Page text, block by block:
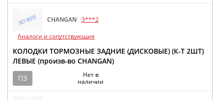
CHANGAN 3***2
Аналоги и сопутствующие
КОЛОДКИ ТОРМОЗНЫЕ ЗАДНИЕ (ДИСКОВЫЕ) (К-Т 2ШТ)
ЛЕВЫЕ (произв-во CHANGAN)
ПЗ
Нет в
наличии